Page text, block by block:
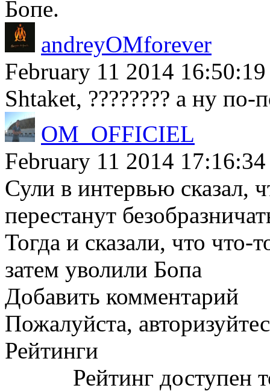
Бопе.
andreyOMforever
February 11 2014 16:50:19
Shtaket, ???????? а ну по-
OM_OFFICIEL
February 11 2014 17:16:34
Сули в интервью сказал,
перестанут
Тогда и сказали, что что-
затем уволили Бопа
Добавить комментарий
Пожалуйста,
Рейтинги
Рейтинг доступен